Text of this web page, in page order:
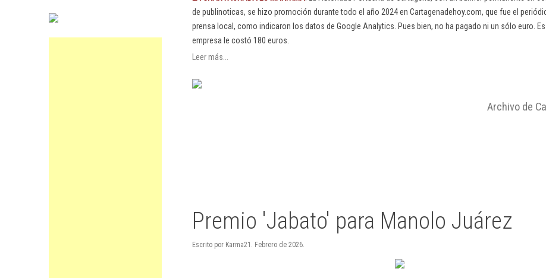
de publinoticas, se hizo promoción durante todo el año 2024 en Cartagenadehoy.com, que fue el
prensa local, como indicaron los datos de Google Analytics. Pues bien, no ha pagado ni un sólo euro.
empresa le costó 180 euros.
Leer más...
Archivo de
Premio 'Jabato' para Manolo Juárez
Escrito por Karma21. Febrero de 2026.